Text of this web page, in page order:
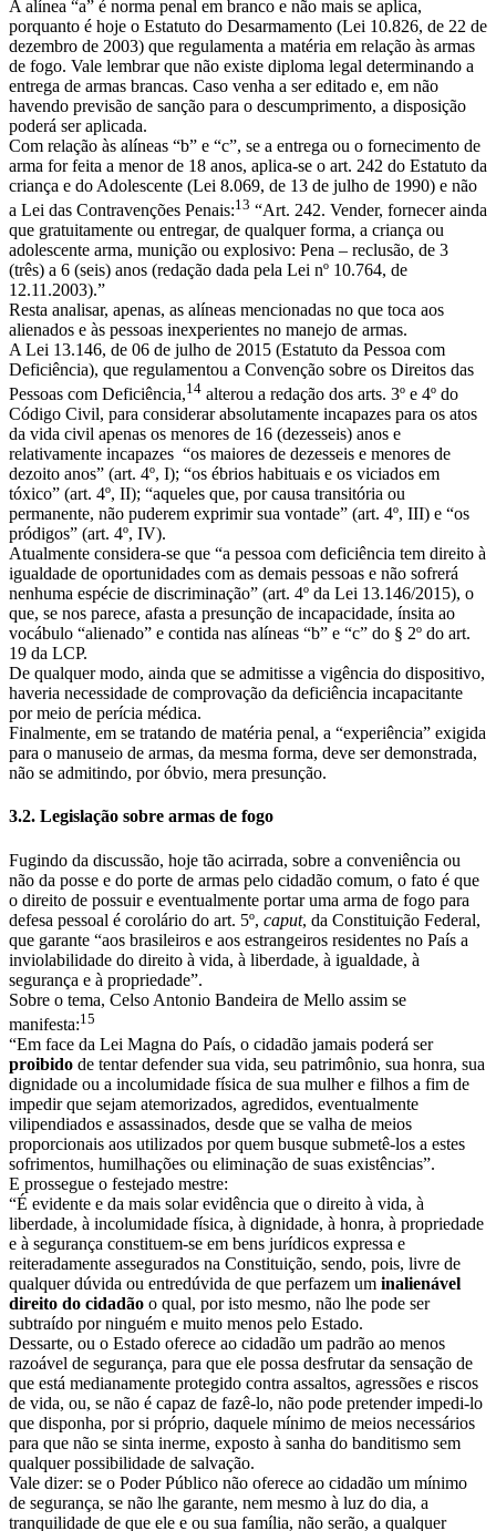
A alínea “a” é norma penal em branco e não mais se aplica,
porquanto é hoje o Estatuto do Desarmamento (Lei 10.826, de 22 de
dezembro de 2003) que regulamenta a matéria em relação às armas
de fogo. Vale lembrar que não existe diploma legal determinando a
entrega de armas brancas. Caso venha a ser editado e, em não
havendo previsão de sanção para o descumprimento, a disposição
poderá ser aplicada.
Com relação às alíneas “b” e “c”, se a entrega ou o fornecimento de
arma for feita a menor de 18 anos, aplica-se o art. 242 do Estatuto da
criança e do Adolescente (Lei 8.069, de 13 de julho de 1990) e não
a Lei das Contravenções Penais:13 “Art. 242. Vender, fornecer ainda
que gratuitamente ou entregar, de qualquer forma, a criança ou
adolescente arma, munição ou explosivo: Pena – reclusão, de 3
(três) a 6 (seis) anos (redação dada pela Lei nº 10.764, de
12.11.2003).”
Resta analisar, apenas, as alíneas mencionadas no que toca aos
alienados e às pessoas inexperientes no manejo de armas.
A Lei 13.146, de 06 de julho de 2015 (Estatuto da Pessoa com
Deficiência), que regulamentou a Convenção sobre os Direitos das
Pessoas com Deficiência,14 alterou a redação dos arts. 3º e 4º do
Código Civil, para considerar absolutamente incapazes para os atos
da vida civil apenas os menores de 16 (dezesseis) anos e
relativamente incapazes “os maiores de dezesseis e menores de
dezoito anos” (art. 4º, I); “os ébrios habituais e os viciados em
tóxico” (art. 4º, II); “aqueles que, por causa transitória ou
permanente, não puderem exprimir sua vontade” (art. 4º, III) e “os
pródigos” (art. 4º, IV).
Atualmente considera-se que “a pessoa com deficiência tem direito à
igualdade de oportunidades com as demais pessoas e não sofrerá
nenhuma espécie de discriminação” (art. 4º da Lei 13.146/2015), o
que, se nos parece, afasta a presunção de incapacidade, ínsita ao
vocábulo “alienado” e contida nas alíneas “b” e “c” do § 2º do art.
19 da LCP.
De qualquer modo, ainda que se admitisse a vigência do dispositivo,
haveria necessidade de comprovação da deficiência incapacitante
por meio de perícia médica.
Finalmente, em se tratando de matéria penal, a “experiência” exigida
para o manuseio de armas, da mesma forma, deve ser demonstrada,
não se admitindo, por óbvio, mera presunção.
3.2. Legislação sobre armas de fogo
Fugindo da discussão, hoje tão acirrada, sobre a conveniência ou
não da posse e do porte de armas pelo cidadão comum, o fato é que
o direito de possuir e eventualmente portar uma arma de fogo para
defesa pessoal é corolário do art. 5º, caput, da Constituição Federal,
que garante “aos brasileiros e aos estrangeiros residentes no País a
inviolabilidade do direito à vida, à liberdade, à igualdade, à
segurança e à propriedade”.
Sobre o tema, Celso Antonio Bandeira de Mello assim se
manifesta:15
“Em face da Lei Magna do País, o cidadão jamais poderá ser
proibido de tentar defender sua vida, seu patrimônio, sua honra, sua
dignidade ou a incolumidade física de sua mulher e filhos a fim de
impedir que sejam atemorizados, agredidos, eventualmente
vilipendiados e assassinados, desde que se valha de meios
proporcionais aos utilizados por quem busque submetê-los a estes
sofrimentos, humilhações ou eliminação de suas existências”.
E prossegue o festejado mestre:
“É evidente e da mais solar evidência que o direito à vida, à
liberdade, à incolumidade física, à dignidade, à honra, à propriedade
e à segurança constituem-se em bens jurídicos expressa e
reiteradamente assegurados na Constituição, sendo, pois, livre de
qualquer dúvida ou entredúvida de que perfazem um inalienável
direito do cidadão o qual, por isto mesmo, não lhe pode ser
subtraído por ninguém e muito menos pelo Estado.
Dessarte, ou o Estado oferece ao cidadão um padrão ao menos
razoável de segurança, para que ele possa desfrutar da sensação de
que está medianamente protegido contra assaltos, agressões e riscos
de vida, ou, se não é capaz de fazê-lo, não pode pretender impedi-lo
que disponha, por si próprio, daquele mínimo de meios necessários
para que não se sinta inerme, exposto à sanha do banditismo sem
qualquer possibilidade de salvação.
Vale dizer: se o Poder Público não oferece ao cidadão um mínimo
de segurança, se não lhe garante, nem mesmo à luz do dia, a
tranquilidade de que ele e ou sua família, não serão, a qualquer